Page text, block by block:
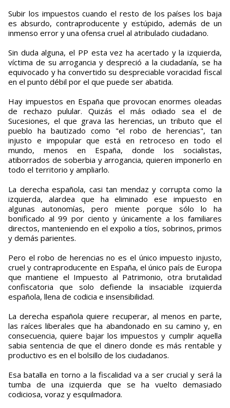
Subir los impuestos cuando el resto de los países los baja
es absurdo, contraproducente y estúpido, además de un
inmenso error y una ofensa cruel al atribulado ciudadano.
Sin duda alguna, el PP esta vez ha acertado y la izquierda,
víctima de su arrogancia y despreció a la ciudadanía, se ha
equivocado y ha convertido su despreciable voracidad fiscal
en el punto débil por el que puede ser abatida.
Hay impuestos en España que provocan enormes oleadas
de rechazo pulular. Quizás el más odiado sea el de
Sucesiones, el que grava las herencias, un tributo que el
pueblo ha bautizado como "el robo de herencias", tan
injusto e impopular que está en retroceso en todo el
mundo, menos en España, donde los socialistas,
atiborrados de soberbia y arrogancia, quieren imponerlo en
todo el territorio y ampliarlo.
La derecha española, casi tan mendaz y corrupta como la
izquierda, alardea que ha eliminado ese impuesto en
algunas autonomías, pero miente porque sólo lo ha
bonificado al 99 por ciento y únicamente a los familiares
directos, manteniendo en el expolio a tíos, sobrinos, primos
y demás parientes.
Pero el robo de herencias no es el único impuesto injusto,
cruel y contraproducente en España, el único país de Europa
que mantiene el Impuesto al Patrimonio, otra brutalidad
confiscatoria que solo defiende la insaciable izquierda
española, llena de codicia e insensibilidad.
La derecha española quiere recuperar, al menos en parte,
las raíces liberales que ha abandonado en su camino y, en
consecuencia, quiere bajar los impuestos y cumplir aquella
sabia sentencia de que el dinero donde es más rentable y
productivo es en el bolsillo de los ciudadanos.
Esa batalla en torno a la fiscalidad va a ser crucial y será la
tumba de una izquierda que se ha vuelto demasiado
codiciosa, voraz y esquilmadora.